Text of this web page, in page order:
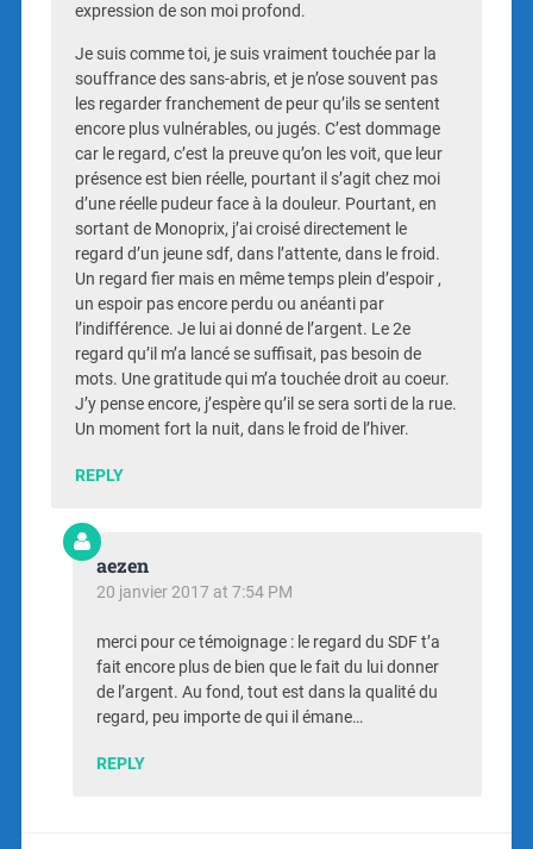
expression de son moi profond.
Je suis comme toi, je suis vraiment touchée par la
souffrance des sans-abris, et je n’ose souvent pas
les regarder franchement de peur qu’ils se sentent
encore plus vulnérables, ou jugés. C’est dommage
car le regard, c’est la preuve qu’on les voit, que leur
présence est bien réelle, pourtant il s’agit chez moi
d’une réelle pudeur face à la douleur. Pourtant, en
sortant de Monoprix, j’ai croisé directement le
regard d’un jeune sdf, dans l’attente, dans le froid.
Un regard fier mais en même temps plein d’espoir ,
un espoir pas encore perdu ou anéanti par
l’indifférence. Je lui ai donné de l’argent. Le 2e
regard qu’il m’a lancé se suffisait, pas besoin de
mots. Une gratitude qui m’a touchée droit au coeur.
J’y pense encore, j’espère qu’il se sera sorti de la rue.
Un moment fort la nuit, dans le froid de l’hiver.
REPLY
aezen
20 janvier 2017 at 7:54 PM
merci pour ce témoignage : le regard du SDF t’a
fait encore plus de bien que le fait du lui donner
de l’argent. Au fond, tout est dans la qualité du
regard, peu importe de qui il émane…
REPLY